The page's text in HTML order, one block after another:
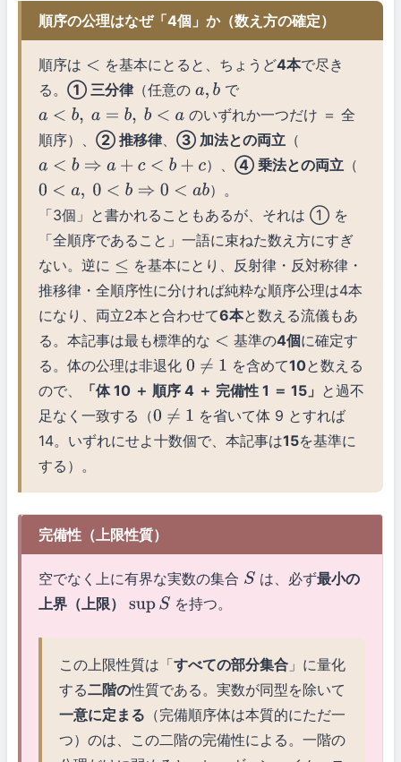
順序の公理はなぜ「4個」か（数え方の確定）
順序は < を基本にとると、ちょうど4本で尽き
る。① 三分律（任意のa,b で
a<b a=b b<a
のいずれか一つだけ ＝ 全
順序）、② 推移律、③ 加法との両立 （
a<b ⇒a+c <b+ c ）、 ④ 乗法との両立（
0 <a 0< b ⇒0 < ab
）。
「3個」と書かれることもあるが、それは ① を
「全順序であること」一語に束ねた数え方にすぎ
ない。逆に ≤ を基本にとり、反射律・反対称律・
推移律・全順序性に分ければ純粋な順序公理は4本
になり、両立2本と合わせて6本と数える流儀もあ
る。本記事は最も標準的な < 基準の4個に確定す
る。体の公理は非退化0 ≠1 を含めて10と数える
ので、
「体 10 ＋ 順序 4 ＋ 完備性 1 ＝ 15」 と過不
足なく一致する（0 ≠1
を省いて体 9 とすれば
14。いずれにせよ十数個で、本記事は15を基準に
する）。
完備性（上限性質）
空でなく上に有界な実数の集合 Sは、必ず最小の
上界（上限）
supS を持つ。
この上限性質は「すべての部分集合 」に量化
する二階の性質である。実数が同型を除いて
一意に定まる （完備順序体は本質的にただ一
つ）のは、この二階の完備性による。一階の